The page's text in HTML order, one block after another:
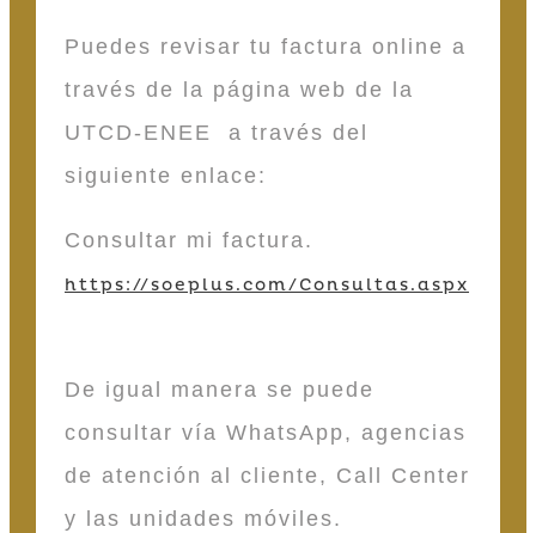
Puedes revisar tu factura online a
través de la página web de la
UTCD-ENEE a través del
siguiente enlace:
Consultar mi factura.
https://soeplus.com/Consultas.aspx
De igual manera se puede
consultar vía WhatsApp, agencias
de atención al cliente, Call Center
y las unidades móviles.